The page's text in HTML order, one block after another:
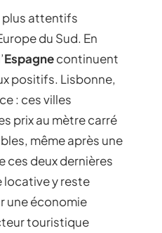
plus attentifs
du Sud. En
Espagnecontinuent
positifs. Lisbonne,
: ces villes
prix au mètre carré
même après une
ces deux dernières
locative y reste
une économie
touristique